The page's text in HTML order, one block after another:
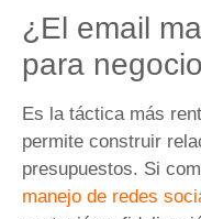
¿El email
para
Es la táctica más
permite construir
presupuestos. Si
manejo de redes